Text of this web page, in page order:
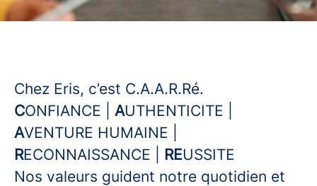
Chez Eris, c’est C.A.A.R.Ré.
CONFIANCE | AUTHENTICITE |
AVENTURE HUMAINE |
RECONNAISSANCE | REUSSITE
Nos valeurs guident notre quotidien et